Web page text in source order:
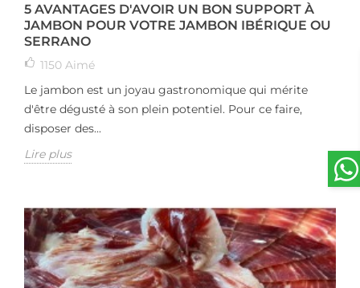
5 AVANTAGES D'AVOIR UN BON SUPPORT À
JAMBON POUR VOTRE JAMBON IBÉRIQUE OU
SERRANO
1150 Aimé
Le jambon est un joyau gastronomique qui mérite
d'être dégusté à son plein potentiel. Pour ce faire,
disposer des...
Lire plus